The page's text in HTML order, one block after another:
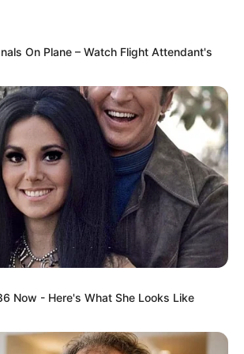
de jornada,a discussão envolve
produtividade e impactos econômicos.
On Plane – Watch Flight Attendant's
Now - Here's What She Looks Like